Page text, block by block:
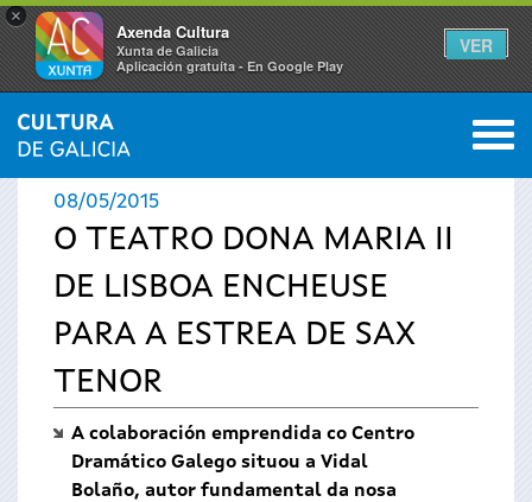
×
Axenda Cultura
Xunta de Galicia
Aplicación gratuíta - En Google Play
VER
Vostede
está
aquí
INICIO › ACTUALIDADE 0
08/05/2015
O TEATRO DONA MARIA II
DE LISBOA ENCHEUSE
PARA A ESTREA DE SAX
TENOR
A colaboración emprendida co Centro
Dramático Galego situou a Vidal
Bolaño, autor fundamental da nosa